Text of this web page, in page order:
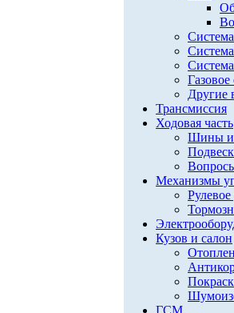
Другие
Трансмиссия
Ходовая часть
Шины и
Механизмы
Кузов и салон
ГСМ